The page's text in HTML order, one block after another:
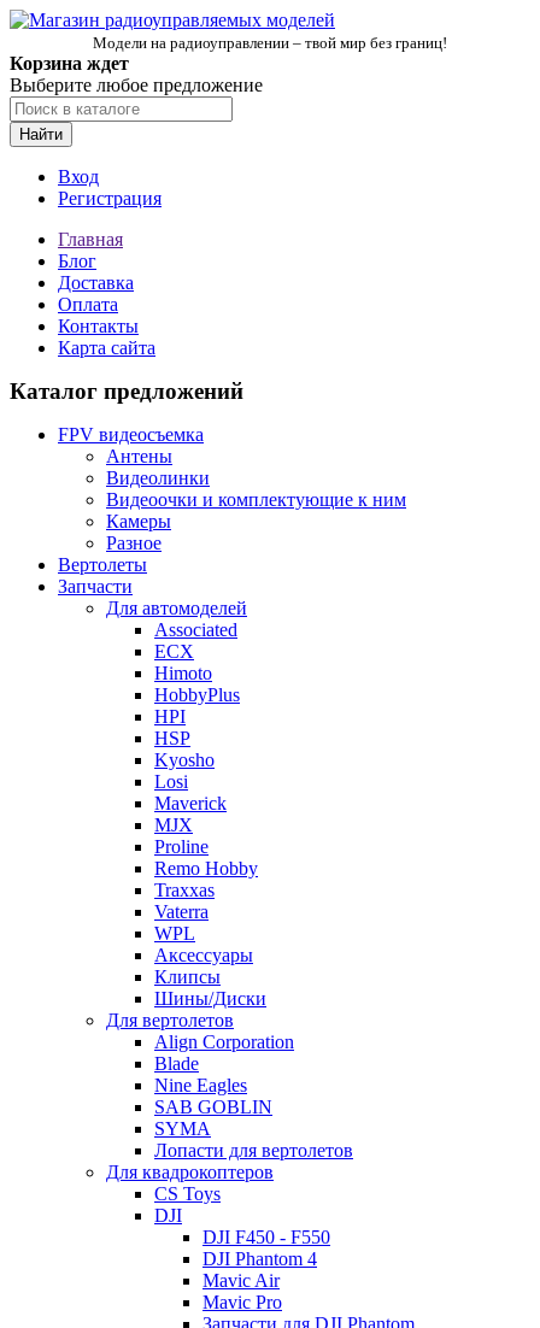
Модели на радиоуправлении – твой мир без границ!
Корзина ждет
Выберите любое предложение
Найти
Вход
Регистрация
Главная
Блог
Доставка
Оплата
Контакты
Карта сайта
Каталог предложений
FPV видеосъемка
Антены
Видеолинки
Видеоочки и комплектующие к ним
Камеры
Разное
Вертолеты
Запчасти
Для автомоделей
Associated
ECX
Himoto
HobbyPlus
HPI
HSP
Kyosho
Losi
Maverick
MJX
Proline
Remo Hobby
Traxxas
Vaterra
WPL
Аксессуары
Клипсы
Шины/Диски
Для вертолетов
Align Corporation
Blade
Nine Eagles
SAB GOBLIN
SYMA
Лопасти для вертолетов
Для квадрокоптеров
CS Toys
DJI
DJI F450 - F550
DJI Phantom 4
Mavic Air
Mavic Pro
Запчасти для DJI Phantom